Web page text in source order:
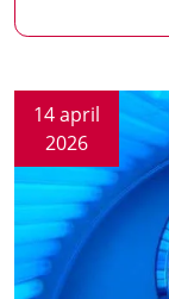
14 april
2026